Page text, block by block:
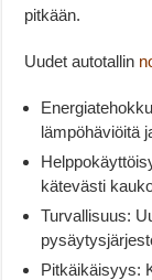
pitkään.
Uudet autotallin
lämpöhäviöitä
kätevästi
Turvallisuus:
Pitkäikäisyys: